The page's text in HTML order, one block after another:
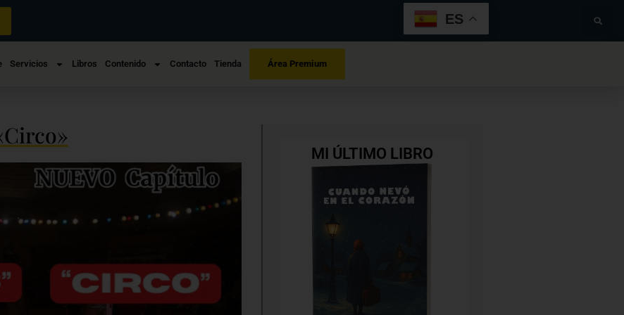
ES
Servicios Libros Contenido Contacto Tienda Área Premium
MI ÚLTIMO LIBRO